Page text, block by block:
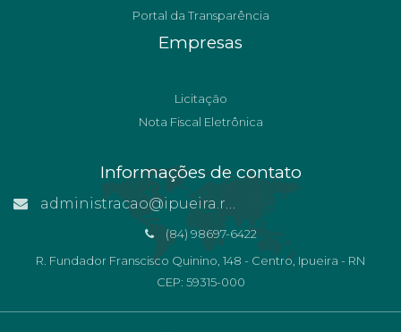
Portal da Transparência
Empresas
Licitação
Nota Fiscal Eletrônica
Informações de contato
administracao@ipueira.rn.gov.br
(84) 98697-6422
R. Fundador Franscisco Quinino, 148 - Centro, Ipueira - RN
CEP: 59315-000